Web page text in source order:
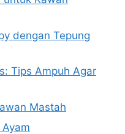
dengan Tepung
Tips Ampuh Agar
Mastah